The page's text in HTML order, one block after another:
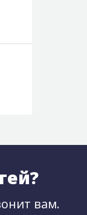
вам.